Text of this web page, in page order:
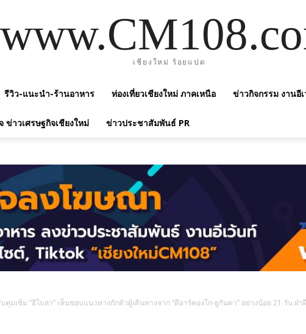
เชียงใหม่ ร้อยแปด
รีวิว-แนะนำ-ร้านอาหาร ท่องเที่ยวเชียงใหม่ ภาคเหนือ ข่าวกิจกรรม งานอี
ข่าวเศรษฐกิจเชียงใหม่ ข่าวประชาสัมพันธ์ PR
คุมเข้ม “อีโบลา” เห็นชอบแนวทางกักตัวผู้เดินทางจาก “ดีอาร์คองโก-ยูกันดา” อย่างน้อย 21 วัน ฝ่